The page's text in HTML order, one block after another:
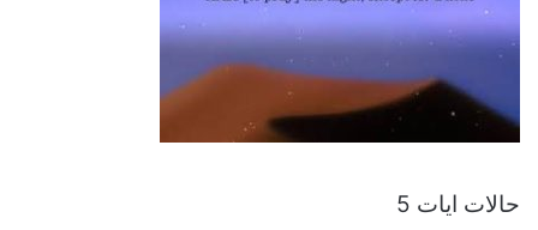
حالات ايات 5